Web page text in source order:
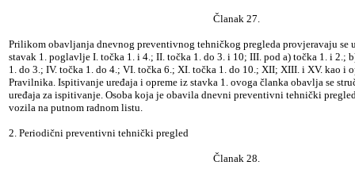
Članak 27.
Prilikom obavljanja dnevnog preventivnog tehničkog pregleda provjeravaju se
stavak 1. poglavlje I. točka 1. i 4.; II. točka 1. do 3. i 10; III. pod a) točka 1. i 2.;
1. do 3.; IV. točka 1. do 4.; VI. točka 6.; XI. točka 1. do 10.; XII; XIII. i XV. kao i
Pravilnika. Ispitivanje uređaja i opreme iz stavka 1. ovoga članka obavlja se
uređaja za ispitivanje. Osoba koja je obavila dnevni preventivni tehnički
vozila na putnom radnom listu.
2. Periodični preventivni tehnički pregled
Članak 28.